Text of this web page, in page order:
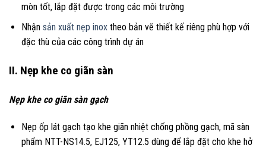
mòn tốt, lắp đặt được trong các môi trường
Nhận sản xuất nẹp inoxtheo bản vẽ thiết kế riêng phù hợp với
đặc thù của các công trình dự án
II. Nẹp khe co giãn sàn
Nẹp khe co giãn sàn gạch
Nẹp ốp lát gạch tạo khe giãn nhiệt chống phồng gạch, mã sàn
phẩm NTT-NS14.5, EJ125, YT12.5 dùng để lắp đặt cho khe hở